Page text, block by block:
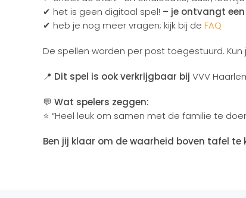
✔ het is geen digitaal spel! – je ontvangt
✔ heb je nog meer vragen; kijk bij de FAQ
De spellen worden per post toegestuurd.
📍 Dit spel is ook verkrijgbaar bij VVV
💬 Wat spelers zeggen:
⭐ “Heel leuk om samen met de familie te
Ben jij klaar om de waarheid boven tafel